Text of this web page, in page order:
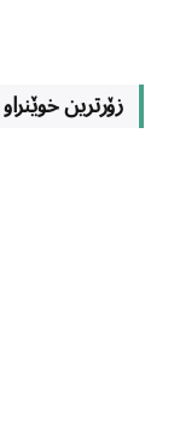
زۆرترین خوێنراو